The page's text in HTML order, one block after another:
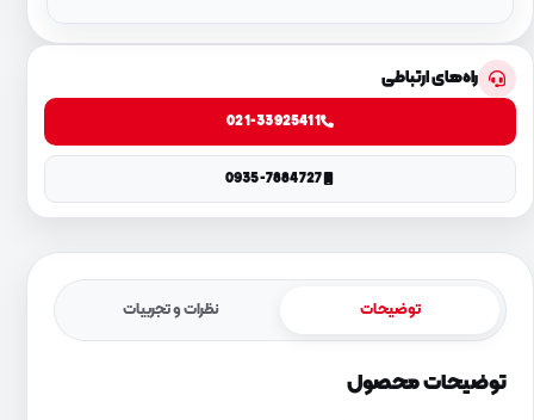
راه‌های ارتباطی
021-33925411
0935-7884727
توضیحات نظرات و تجربیات
توضیحات محصول